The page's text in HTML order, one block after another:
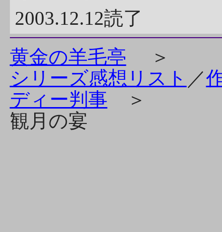
2003.12.12読了
黄金の羊毛亭 ＞
シリーズ感想リスト ／
ディー判事 ＞
観月の宴